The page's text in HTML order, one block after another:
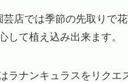
店では季節の先取りで
して植え込み出来ます。
ラナンキュラスをリク